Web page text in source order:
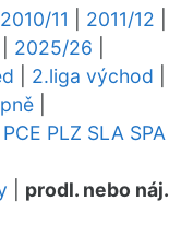
2010/11 2011/12
2025/26
2.liga východ
PCE PLZ SLA SPA
prodl. nebo náj.